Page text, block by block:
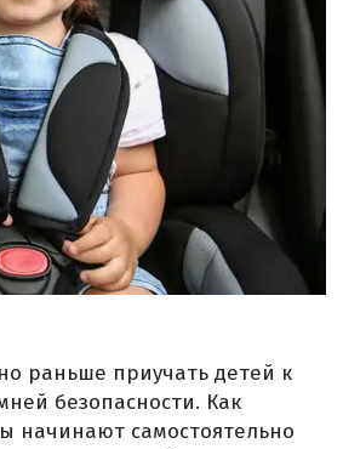
раньше приучать детей к
безопасности. Как
начинают самостоятельно